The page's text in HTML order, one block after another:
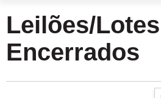
Leilões/Lotes
Encerrados